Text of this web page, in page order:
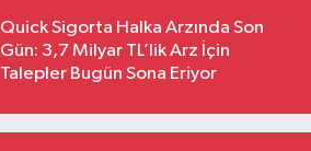
Quick Sigorta Halka Arzında Son
Gün: 3,7 Milyar TL’lik Arz İçin
Talepler Bugün Sona Eriyor